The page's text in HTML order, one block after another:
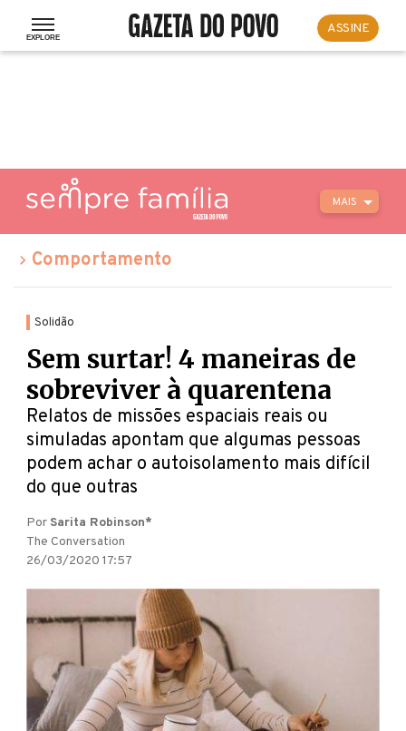
ASSINE
MAIS
Comportamento
Solidão
Sem surtar! 4 maneiras de
sobreviver à quarentena
Relatos de missões espaciais reais ou
simuladas apontam que algumas pessoas
podem achar o autoisolamento mais difícil
do que outras
Por Sarita Robinson*
The Conversation
26/03/2020 17:57